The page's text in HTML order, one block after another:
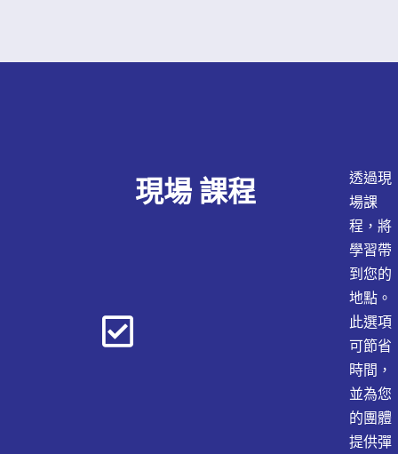
現場 課程
透過現
場課
程，將
學習帶
到您的
地點。
此選項
可節省
時間，
並為您
的團體
提供彈